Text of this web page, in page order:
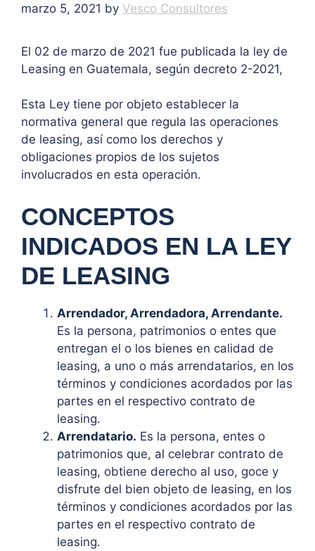
marzo 5, 2021 by Vesco Consultores
El 02 de marzo de 2021 fue publicada la ley de
Leasing en Guatemala, según decreto 2-2021,
Esta Ley tiene por objeto establecer la
normativa general que regula las operaciones
de leasing, así como los derechos y
obligaciones propios de los sujetos
involucrados en esta operación.
CONCEPTOS
INDICADOS EN LA LEY
DE LEASING
Arrendador, Arrendadora, Arrendante.
Es la persona, patrimonios o entes que
entregan el o los bienes en calidad de
leasing, a uno o más arrendatarios, en los
términos y condiciones acordados por las
partes en el respectivo contrato de
leasing.
Arrendatario. Es la persona, entes o
patrimonios que, al celebrar contrato de
leasing, obtiene derecho al uso, goce y
disfrute del bien objeto de leasing, en los
términos y condiciones acordados por las
partes en el respectivo contrato de
leasing.